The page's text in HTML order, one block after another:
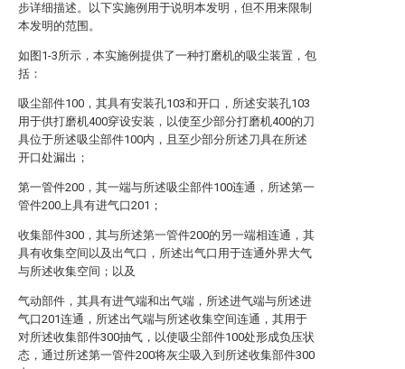
步详细描述。以下实施例用于说明本发明，但不用来限制
本发明的范围。
如图1-3所示，本实施例提供了一种打磨机的吸尘装置，包
括：
吸尘部件100，其具有安装孔103和开口，所述安装孔103
用于供打磨机400穿设安装，以使至少部分打磨机400的刀
具位于所述吸尘部件100内，且至少部分所述刀具在所述
开口处漏出；
第一管件200，其一端与所述吸尘部件100连通，所述第一
管件200上具有进气口201；
收集部件300，其与所述第一管件200的另一端相连通，其
具有收集空间以及出气口，所述出气口用于连通外界大气
与所述收集空间；以及
气动部件，其具有进气端和出气端，所述进气端与所述进
气口201连通，所述出气端与所述收集空间连通，其用于
对所述收集部件300抽气，以使吸尘部件100处形成负压状
态，通过所述第一管件200将灰尘吸入到所述收集部件300